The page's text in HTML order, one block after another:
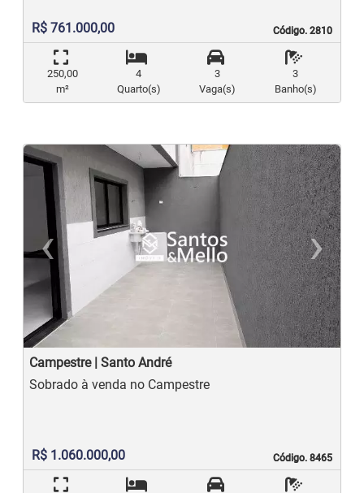
Código. 2810
Código. 2810
R$ 761.000,00
250,00
m²
4
Quarto(s)
3
Vaga(s)
3
Banho(s)
‹
Previous
›
Campestre | Santo André
Código. 8465
Código. 8465
Sobrado à venda no Campestre
R$ 1.060.000,00